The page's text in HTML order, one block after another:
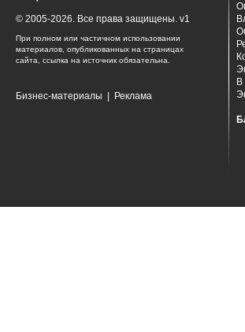
© 2005-2026. Все права защищены. v1
При полном или частичном использовании
материалов, опубликованных на страницах
сайта, ссылка на источник обязательна.
Бизнес-материалы Реклама
В